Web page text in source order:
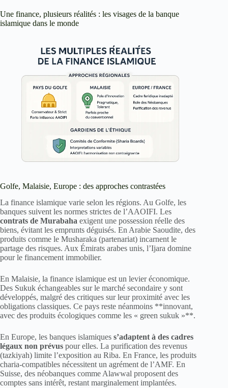
Une finance, plusieurs réalités : les visages de la banque
islamique dans le monde
Golfe, Malaisie, Europe : des approches contrastées
La finance islamique varie selon les régions. Au Golfe, les
banques suivent les normes strictes de l’AAOIFI. Les
contrats de Murabaha exigent une possession réelle des
biens, évitant les emprunts déguisés. En Arabie Saoudite, des
produits comme le Musharaka (partenariat) incarnent le
partage des risques. Aux Émirats arabes unis, l’Ijara domine
pour le financement immobilier.
En Malaisie, la finance islamique est un levier économique.
Des Sukuk échangeables sur le marché secondaire y sont
développés, malgré des critiques sur leur proximité avec les
obligations classiques. Ce pays reste néanmoins **innovant,
avec des produits écologiques comme les « green sukuk »**.
En Europe, les banques islamiques s’adaptent à des cadres
légaux non prévus pour elles. La purification des revenus
(tazkiyah) limite l’exposition au Riba. En France, les produits
charia-compatibles nécessitent un agrément de l’AMF. En
Suisse, des néobanques comme Alawwal proposent des
comptes sans intérêt, restant marginalement implantées.